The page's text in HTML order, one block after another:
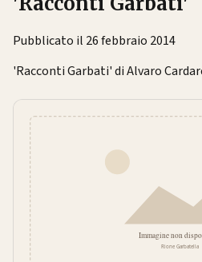
Pubblicato il 26 febbraio 2014
'Racconti Garbati' di Alvaro